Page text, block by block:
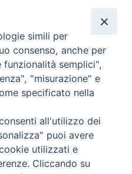
simili per
consenso, anche per
semplici",
"misurazione" e
specificato nella
all'utilizzo dei
puoi avere
utilizzati e
Cliccando su